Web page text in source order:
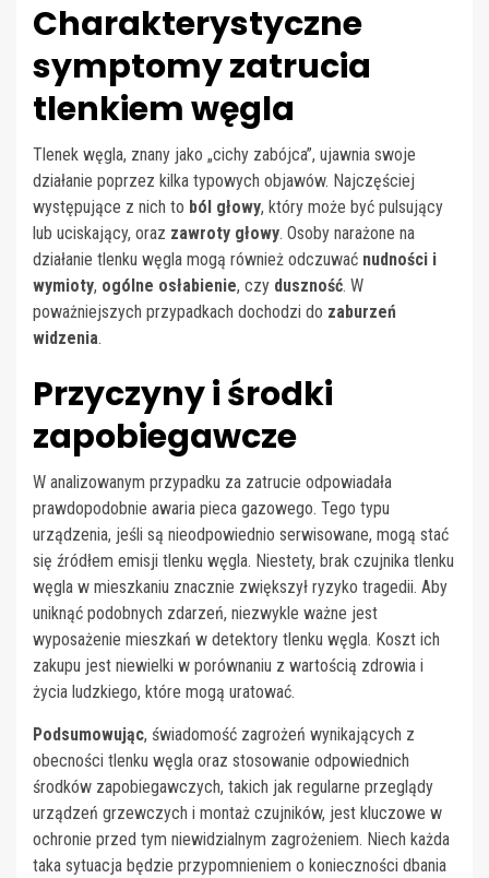
Charakterystyczne
symptomy zatrucia
tlenkiem węgla
Tlenek węgla, znany jako „cichy zabójca”, ujawnia swoje
działanie poprzez kilka typowych objawów. Najczęściej
występujące z nich to ból głowy, który może być pulsujący
lub uciskający, oraz zawroty głowy. Osoby narażone na
działanie tlenku węgla mogą również odczuwać nudności i
wymioty, ogólne osłabienie, czy duszność. W
poważniejszych przypadkach dochodzi do zaburzeń
widzenia.
Przyczyny i środki
zapobiegawcze
W analizowanym przypadku za zatrucie odpowiadała
prawdopodobnie awaria pieca gazowego. Tego typu
urządzenia, jeśli są nieodpowiednio serwisowane, mogą stać
się źródłem emisji tlenku węgla. Niestety, brak czujnika tlenku
węgla w mieszkaniu znacznie zwiększył ryzyko tragedii. Aby
uniknąć podobnych zdarzeń, niezwykle ważne jest
wyposażenie mieszkań w detektory tlenku węgla. Koszt ich
zakupu jest niewielki w porównaniu z wartością zdrowia i
życia ludzkiego, które mogą uratować.
Podsumowując, świadomość zagrożeń wynikających z
obecności tlenku węgla oraz stosowanie odpowiednich
środków zapobiegawczych, takich jak regularne przeglądy
urządzeń grzewczych i montaż czujników, jest kluczowe w
ochronie przed tym niewidzialnym zagrożeniem. Niech każda
taka sytuacja będzie przypomnieniem o konieczności dbania